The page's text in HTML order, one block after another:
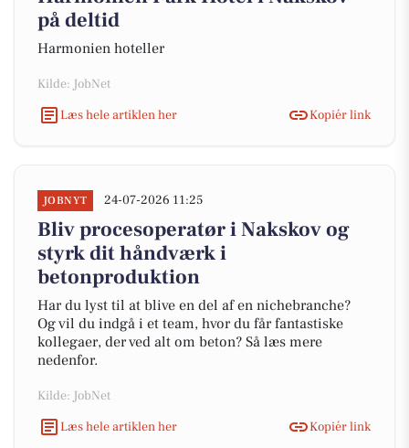
på deltid
Harmonien hoteller
Kilde: JobNet
Læs hele artiklen her
Kopiér link
JOBNYT 24-07-2026 11:25
Bliv procesoperatør i Nakskov og
styrk dit håndværk i
betonproduktion
Har du lyst til at blive en del af en nichebranche?
Og vil du indgå i et team, hvor du får fantastiske
kollegaer, der ved alt om beton? Så læs mere
nedenfor.
Kilde: JobNet
Læs hele artiklen her
Kopiér link